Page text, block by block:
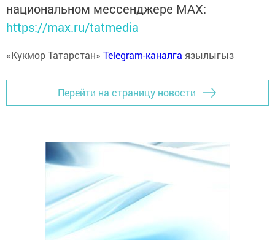
национальном мессенджере MАХ:
https://max.ru/tatmedia
«Кукмор Татарстан» Telegram-каналга язылыгыз
Перейти на страницу новости